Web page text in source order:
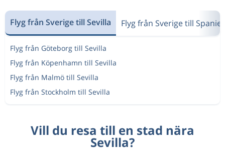
Flyg från Sverige till Sevilla Flyg från Sverige till
Flyg från Göteborg till Sevilla
Flyg från Köpenhamn till Sevilla
Flyg från Malmö till Sevilla
Flyg från Stockholm till Sevilla
Vill du resa till en stad nära
Sevilla?